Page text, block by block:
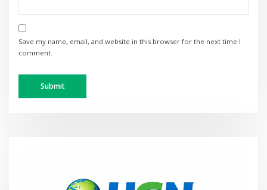
Save my name, email, and website in this browser for the next time I
comment.